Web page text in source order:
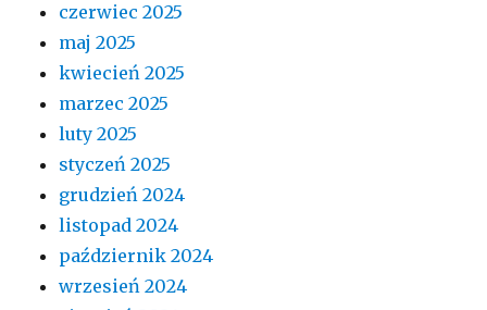
czerwiec 2025
maj 2025
kwiecień 2025
marzec 2025
luty 2025
styczeń 2025
grudzień 2024
listopad 2024
październik 2024
wrzesień 2024